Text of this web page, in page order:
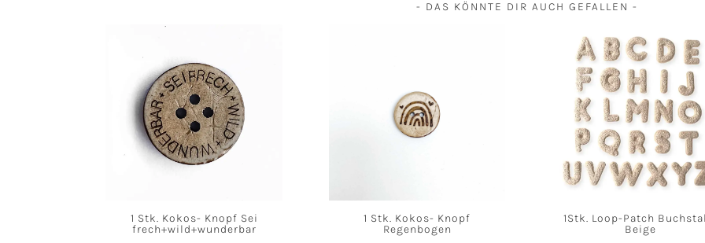
- DAS KÖNNTE DIR AUCH GEFALLEN -
1 Stk. Kokos- Knopf Sei
frech+wild+wunderbar
1 Stk. Kokos- Knopf
Regenbogen
1Stk. Loop-Patch
Beige